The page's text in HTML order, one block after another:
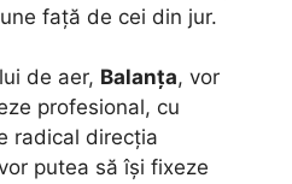
față de cei din jur.
de aer, Balanța, vor
profesional, cu
radical direcția
putea să își fixeze